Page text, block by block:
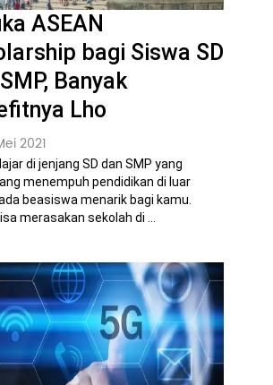
ASEAN
bagi Siswa SD
Banyak
Lho
2021
di jenjang SD dan SMP yang
menempuh pendidikan di luar
beasiswa menarik bagi kamu.
merasakan sekolah di ...